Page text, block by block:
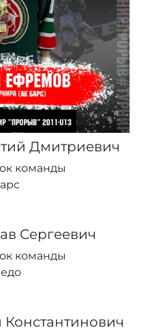
Дмитриевич
команды
Сергеевич
команды